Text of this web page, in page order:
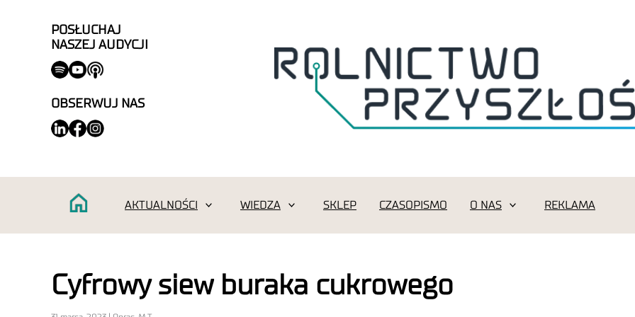
POSŁUCHAJ
NASZEJ AUDYCJI
OBSERWUJ NAS
AKTUALNOŚCI WIEDZA SKLEP CZASOPISMO O NAS REKLAMA
Cyfrowy siew buraka cukrowego